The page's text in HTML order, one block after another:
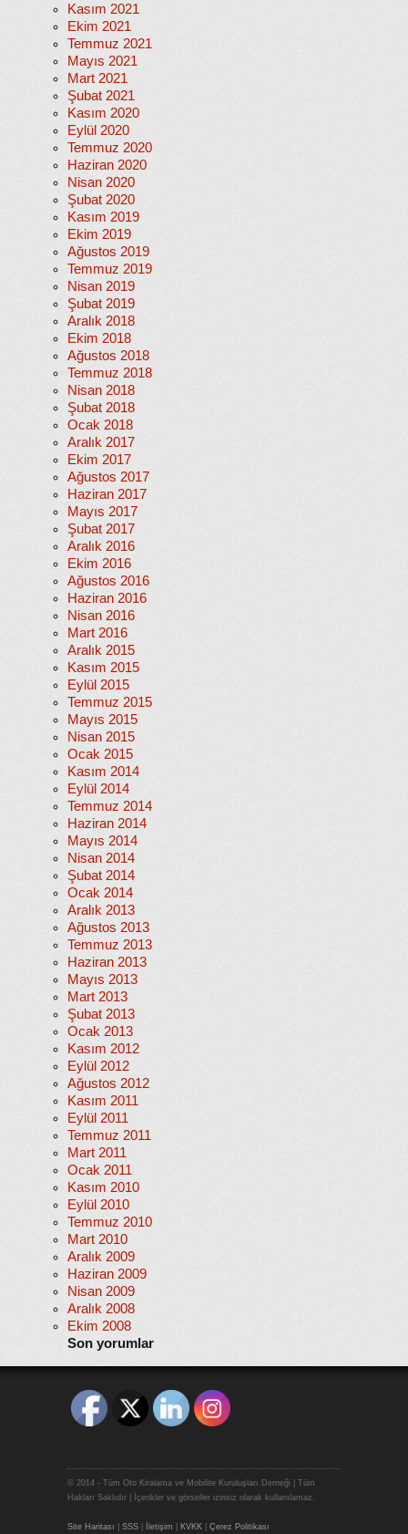
Kasım 2021
Ekim 2021
Temmuz 2021
Mayıs 2021
Mart 2021
Şubat 2021
Kasım 2020
Eylül 2020
Temmuz 2020
Haziran 2020
Nisan 2020
Şubat 2020
Kasım 2019
Ekim 2019
Ağustos 2019
Temmuz 2019
Nisan 2019
Şubat 2019
Aralık 2018
Ekim 2018
Ağustos 2018
Temmuz 2018
Nisan 2018
Şubat 2018
Ocak 2018
Aralık 2017
Ekim 2017
Ağustos 2017
Haziran 2017
Mayıs 2017
Şubat 2017
Aralık 2016
Ekim 2016
Ağustos 2016
Haziran 2016
Nisan 2016
Mart 2016
Aralık 2015
Kasım 2015
Eylül 2015
Temmuz 2015
Mayıs 2015
Nisan 2015
Ocak 2015
Kasım 2014
Eylül 2014
Temmuz 2014
Haziran 2014
Mayıs 2014
Nisan 2014
Şubat 2014
Ocak 2014
Aralık 2013
Ağustos 2013
Temmuz 2013
Haziran 2013
Mayıs 2013
Mart 2013
Şubat 2013
Ocak 2013
Kasım 2012
Eylül 2012
Ağustos 2012
Kasım 2011
Eylül 2011
Temmuz 2011
Mart 2011
Ocak 2011
Kasım 2010
Eylül 2010
Temmuz 2010
Mart 2010
Aralık 2009
Haziran 2009
Nisan 2009
Aralık 2008
Ekim 2008
Son yorumlar
© 2014 - Tüm Oto Kiralama ve Mobilite Kuruluşları Derneği | Tüm
Hakları Saklıdır | İçerikler ve görseller izinsiz olarak kullanılamaz.
Site Haritası SSS İletişim KVKK Çerez Politikası